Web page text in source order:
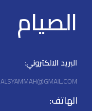
الصيام
البريد الالكتروني:
ALSYAMMAH@GMAIL.COM
الهاتف: